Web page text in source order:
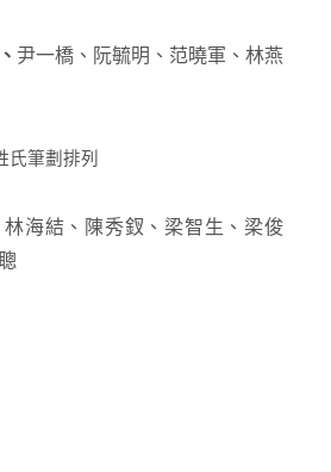
、 尹一橋、阮毓明、范曉軍、林燕
氏筆劃排列
海結、陳秀釵、梁智生、梁俊